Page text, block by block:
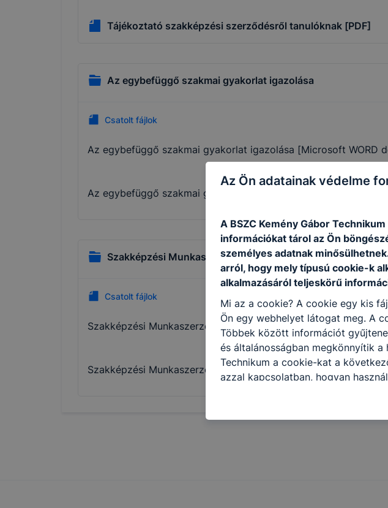
Tájékoztató szakképzési szerződésről tanulóknak [PDF]
Az egybefüggő szakmai gyakorlat igazolása
Csatolt fájlok
Az egybefüggő szakmai gyakorlat igazolása [Microsoft WORD
Az egybefüggő szakmai gyakorlat igazolása [PDF]
Szakképzési Munkaszerződés (SZMSZ)
Csatolt fájlok
Szakképzési Munkaszerződés (SZMSZ) [Microsoft WORD
Szakképzési Munkaszerződés (SZMSZ) [PDF]
Az Ön adatainak védelme
A BSZC Kemény Gábor
információkat tárol az Ön
személyes adatnak
arról, hogy mely típusú cookie-k
alkalmazásáról teljeskörű
Mi az a cookie? A cookie egy kis
Ön egy webhelyet látogat meg. A
Többek között információt
és általánosságban megkönnyítik a
Technikum a cookie-kat a
azzal kapcsolatban, hogyan
honlap melyik részeit látogatja,
hogyan biztosítsunk Önnek még
oldalunkat, honlap fejlesztése.